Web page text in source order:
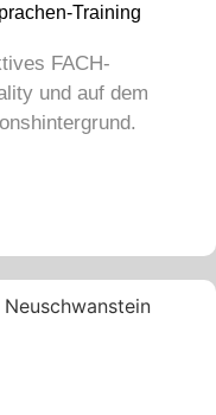
Training
FACH-
und auf dem